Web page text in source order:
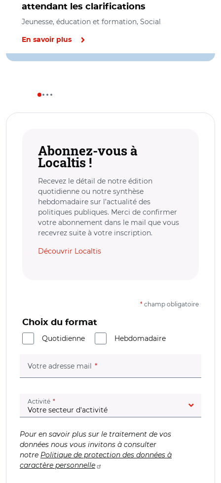
attendant les clarifications
Jeunesse, éducation et formation, Social
En savoir plus
Abonnez-vous à
Localtis !
Recevez le détail de notre édition
quotidienne ou notre synthèse
hebdomadaire sur l’actualité des
politiques publiques. Merci de confirmer
votre abonnement dans le mail que vous
recevrez suite à votre inscription.
Découvrir Localtis
* champ obligatoire
Choix du format
Quotidienne
Hebdomadaire
Votre adresse mail (champ obligatoire)
Activité (champ obligatoire)
Pour en savoir plus sur le traitement de vos
données nous vous invitons à consulter
notre Politique de protection des données à
caractère personnelle